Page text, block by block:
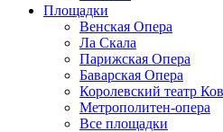
Площадки
Венская Опера
Ла Скала
Парижская Опера
Баварская Опера
Королевский театр
Метрополитен-опера
Все площадки